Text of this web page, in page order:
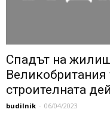
Спадът на
Великобритания
строителната
budilnik - 06/04/2023